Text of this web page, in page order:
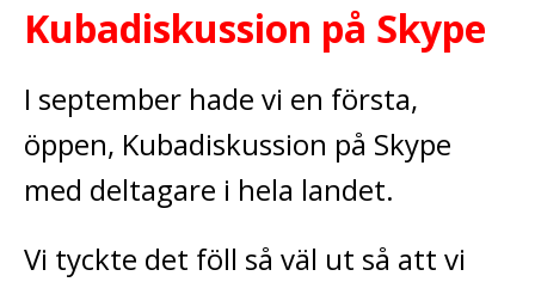
Kubadiskussion på Skype
I september hade vi en första,
öppen, Kubadiskussion på Skype
med deltagare i hela landet.
Vi tyckte det föll så väl ut så att vi